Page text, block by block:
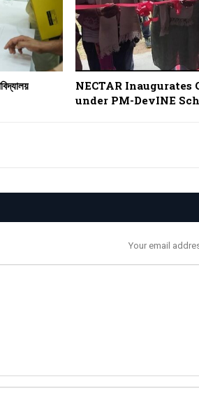
NECTAR
under PM-DevINE
Your email